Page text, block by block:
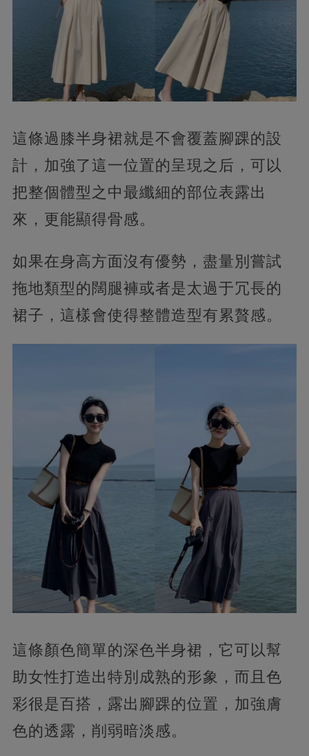
這條過膝半身裙就是不會覆蓋腳踝的設
計，加強了這一位置的呈現之后，可以
把整個體型之中最纖細的部位表露出
來，更能顯得骨感。
如果在身高方面沒有優勢，盡量別嘗試
拖地類型的闊腿褲或者是太過于冗長的
裙子，這樣會使得整體造型有累贅感。
這條顏色簡單的深色半身裙，它可以幫
助女性打造出特別成熟的形象，而且色
彩很是百搭，露出腳踝的位置，加強膚
色的透露，削弱暗淡感。